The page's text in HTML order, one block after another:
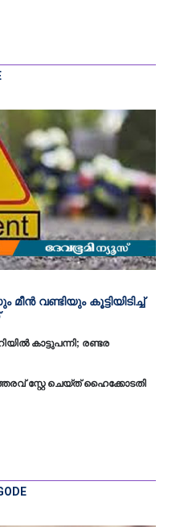
വണ്ടിയും കൂട്ടിയിടിച്ച്
കാട്ടുപന്നി; രണ്ടര
സ്റ്റേ ചെയ്ത് ഹൈക്കോടതി